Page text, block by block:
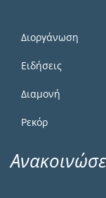
Διοργάνωση
Ειδήσεις
Διαμονή
Ρεκόρ